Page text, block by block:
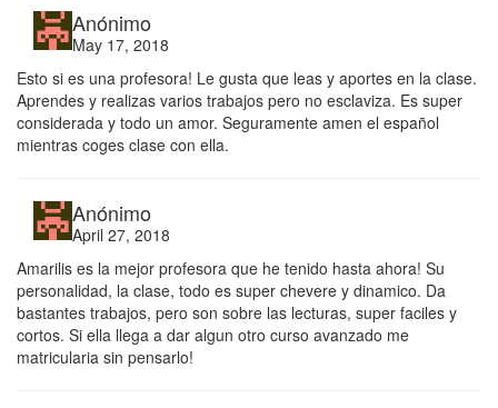
Anónimo
May 17, 2018
Esto si es una profesora! Le gusta que leas y aportes en la clase.
Aprendes y realizas varios trabajos pero no esclaviza. Es super
considerada y todo un amor. Seguramente amen el español
mientras coges clase con ella.
Anónimo
April 27, 2018
Amarilis es la mejor profesora que he tenido hasta ahora! Su
personalidad, la clase, todo es super chevere y dinamico. Da
bastantes trabajos, pero son sobre las lecturas, super faciles y
cortos. Si ella llega a dar algun otro curso avanzado me
matricularia sin pensarlo!